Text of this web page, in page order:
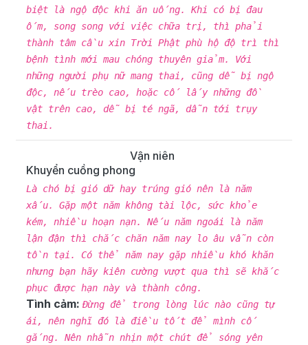
biệt là ngộ độc khi ăn uống. Khi có bị đau
ốm, song song với việc chữa trị, thì phải
thành tâm cầu xin Trời Phật phù hộ độ trì thì
bệnh tình mới mau chóng thuyên giảm. Với
những người phụ nữ mang thai, cũng dễ bị ngộ
độc, nếu trèo cao, hoặc cố lấy những đồ
vật trên cao, dễ bị té ngã, dẫn tới trụy
thai.
Vận niên
Khuyển cuồng phong
Là chó bị gió dữ hay trúng gió nên là năm
xấu. Gặp một năm không tài lộc, sức khỏe
kém, nhiều hoạn nạn. Nếu năm ngoái là năm
lận đận thì chắc chăn năm nay lo âu vẫn còn
tồn tại. Có thể năm nay gặp nhiều khó khăn
nhưng bạn hãy kiên cường vượt qua thì sẽ khắc
phục được hạn này và thành công.
Tình cảm: Đừng để trong lòng lúc nào cũng tự
ái, nên nghĩ đó là điều tốt để mình cố
gắng. Nên nhẫn nhịn một chút để sóng yên